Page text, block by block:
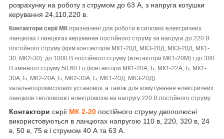
розрахунку на роботу з струмом до 63 А, з напруга котушки
керування 24,110,220 в.
Контактори серії МК призначені для роботи в силових електричних
ланцюгах і ланцюгах керування постійного струму за напруги до 220 В
постійного струму (крім контакторів МК1-20Д, МКЗ-20Д, МКЗ-20Д, МК1-
30, МК2-30), до 1000 В постійного струму (контактори МК1-20М) і до 380
В змінного струму 50,60 Гц (контактори МК1-20А, Б; МК1-22А, Б; МК1-
30А, Б; МК2-20А, Б; МК2-30А, Б; МК1-20Д; МКЗ-20Д)
загальнопромислових установок, а також для комутування електричних
ланцюгів тепловозів і електровозів на напругу 220 В постійного струму.
Контактори серії МК 2-20 постійного струму двополюсні
використовуються в ланцюгах напругою 110 в, 220, 320 в, 24
в, 50 в, 75 в і струмом 40 А та 63 А.